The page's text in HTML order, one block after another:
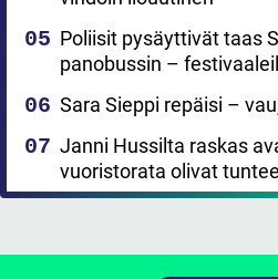
Poliisit pysäyttivät taas
panobussin –
Sara Sieppi repäisi –
Janni Hussilta raskas
vuoristorata olivat